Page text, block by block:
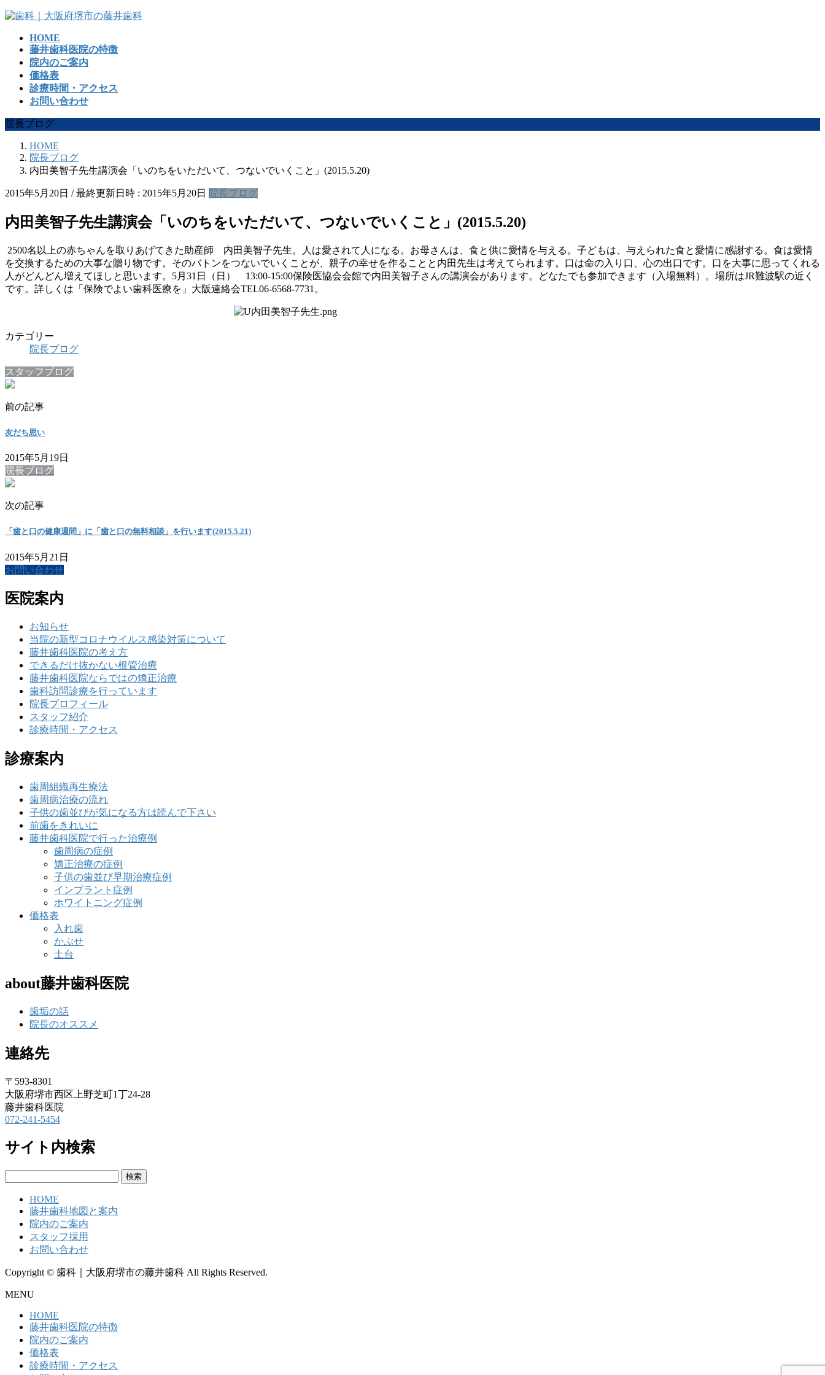
コ
ッ
プ
ナ
移
動
HOME
藤井歯科医院の特徴
院内のご案内
価格表
診療時間・アクセス
お問い合わせ
院長ブログ
HOME
院長ブログ
内田美智子先生講演会「いのちをいただいて、つないでいくこと」(2015.5.20)
2015年5月20日 / 最終更新日時 : 2015年5月20日 院長ブログ
内田美智子先生講演会「いのちをいただいて、つないでいくこと」(2015.5.20)
2500名以上の赤ちゃんを取りあげてきた助産師 内田美智子先生。人は愛されて人になる。お母さんは、食と供に愛情を与える。子どもは、与えられた食と愛情に感謝する。食は愛情
を交換するための大事な贈り物です。そのバトンをつないでいくことが、親子の幸せを作ることと内田先生は考えてられます。口は命の入り口、心の出口です。口を大事に思ってくれる
人がどんどん増えてほしと思います。5月31日（日） 13:00-15:00保険医協会会館で内田美智子さんの講演会があります。どなたでも参加できます（入場無料）。場所はJR難波駅の近く
です。詳しくは「保険でよい歯科医療を」大阪連絡会TEL06-6568-7731。
カテゴリー
院長ブログ
スタッフブログ
前の記事
友だち思い
2015年5月19日
院長ブログ
次の記事
「歯と口の健康週間」に「歯と口の無料相談」を行います(2015.5.21)
2015年5月21日
お問い合わせ
医院案内
お知らせ
当院の新型コロナウイルス感染対策について
藤井歯科医院の考え方
できるだけ抜かない根管治療
藤井歯科医院ならではの矯正治療
歯科訪問診療を行っています
院長プロフィール
スタッフ紹介
診療時間・アクセス
診療案内
歯周組織再生療法
歯周病治療の流れ
子供の歯並びが気になる方は読んで下さい
前歯をきれいに
藤井歯科医院で行った治療例
歯周病の症例
矯正治療の症例
子供の歯並び早期治療症例
インプラント症例
ホワイトニング症例
価格表
入れ歯
かぶせ
土台
about藤井歯科医院
歯垢の話
院長のオススメ
連絡先
〒593-8301
大阪府堺市西区上野芝町1丁24-28
藤井歯科医院
072-241-5454
サイト内検索
HOME
藤井歯科地図と案内
院内のご案内
スタッフ採用
お問い合わせ
Copyright © 歯科｜大阪府堺市の藤井歯科 All Rights Reserved.
MENU
HOME
藤井歯科医院の特徴
院内のご案内
価格表
診療時間・アクセス